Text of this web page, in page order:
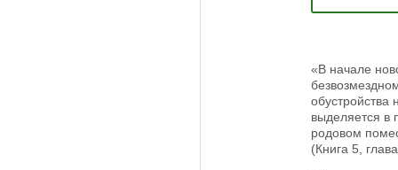
«В начале
обустройства
выделяется в
родовом
(Книга 5,